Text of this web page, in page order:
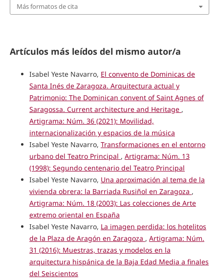
Más formatos de cita
Artículos más leídos del mismo autor/a
Isabel Yeste Navarro, El convento de Dominicas de
Santa Inés de Zaragoza. Arquitectura actual y
Patrimonio: The Dominican convent of Saint Agnes of
Saragossa. Current architecture and Heritage ,
Artigrama: Núm. 36 (2021): Movilidad,
internacionalización y espacios de la música
Isabel Yeste Navarro, Transformaciones en el entorno
urbano del Teatro Principal , Artigrama: Núm. 13
(1998): Segundo centenario del Teatro Principal
Isabel Yeste Navarro, Una aproximación al tema de la
vivienda obrera: la Barriada Rusiñol en Zaragoza ,
Artigrama: Núm. 18 (2003): Las colecciones de Arte
extremo oriental en España
Isabel Yeste Navarro, La imagen perdida: los hotelitos
de la Plaza de Aragón en Zaragoza , Artigrama: Núm.
31 (2016): Muestras, trazas y modelos en la
arquitectura hispánica de la Baja Edad Media a finales
del Seiscientos